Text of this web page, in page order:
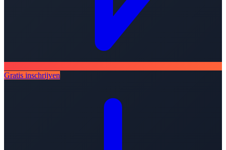
Gratis inschrijven